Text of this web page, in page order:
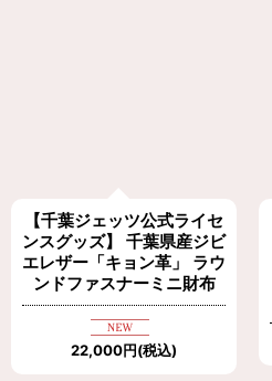
【千葉ジェッツ公式ライセ
ンスグッズ】 千葉県産ジビ
エレザー「キョン革」 ラウ
ンドファスナーミニ財布
22,000円(税込)